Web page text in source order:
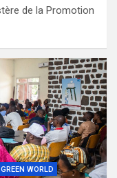
de la Promotion
GREEN WORLD